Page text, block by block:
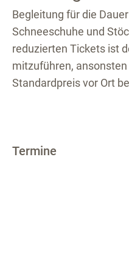
Begleitung für die
Schneeschuhe und
reduzierten Tickets ist
mitzuführen,
Standardpreis vor Ort
Termine